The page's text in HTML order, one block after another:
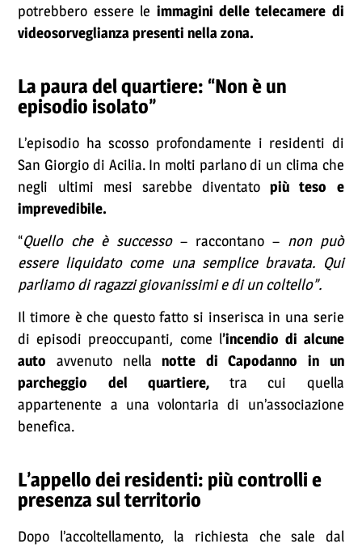
potrebbero essere le immagini delle telecamere di
videosorveglianza presenti nella zona.
La paura del quartiere: “Non è un
episodio isolato”
L’episodio ha scosso profondamente i residenti di
San Giorgio di Acilia. In molti parlano di un clima che
negli ultimi mesi sarebbe diventatopiù teso e
imprevedibile.
“Quello che è successo– raccontano – non può
essere liquidato come una semplice bravata. Qui
parliamo di ragazzi giovanissimi e di un coltello”.
Il timore è che questo fatto si inserisca in una serie
di episodi preoccupanti, come l’incendio di alcune
auto avvenuto nellanotte di Capodanno in un
parcheggio del quartiere,tra cui quella
appartenente a una volontaria di un’associazione
benefica.
L’appello dei residenti: più controlli e
presenza sul territorio
Dopo l’accoltellamento, la richiesta che sale dal